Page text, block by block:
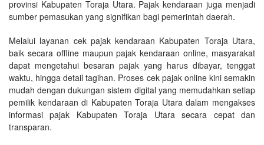
provinsi Kabupaten Toraja Utara. Pajak kendaraan juga menjadi
sumber pemasukan yang signifikan bagi pemerintah daerah.
Melalui layanan cek pajak kendaraan Kabupaten Toraja Utara,
baik secara offline maupun pajak kendaraan online, masyarakat
dapat mengetahui besaran pajak yang harus dibayar, tenggat
waktu, hingga detail tagihan. Proses cek pajak online kini semakin
mudah dengan dukungan sistem digital yang memudahkan setiap
pemilik kendaraan di Kabupaten Toraja Utara dalam mengakses
informasi pajak Kabupaten Toraja Utara secara cepat dan
transparan.